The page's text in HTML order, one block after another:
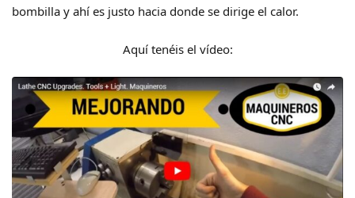
bombilla y ahí es justo hacia donde se dirige el calor.
Aquí tenéis el vídeo: